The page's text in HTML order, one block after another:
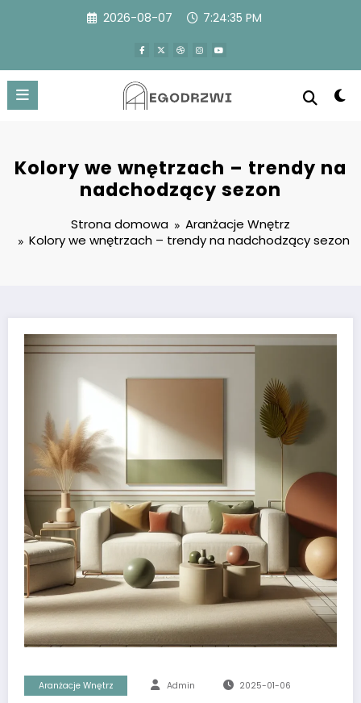
2026-08-07 7:24:36 PM
Kolory we wnętrzach – trendy na
nadchodzący sezon
Strona domowa
Aranżacje Wnętrz
Kolory we wnętrzach – trendy na nadchodzący sezon
Aranżacje Wnętrz Admin 2025-01-06